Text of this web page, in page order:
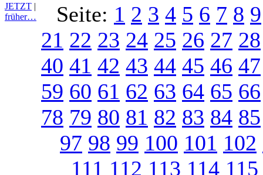
JETZT |
früher…
Seite: 1 2 3 4 5 6 7 8 9
21 22 23 24 25 26 27 28
40 41 42 43 44 45 46 47
59 60 61 62 63 64 65 66
78 79 80 81 82 83 84 85
97 98 99 100 101 102
111 112 113 114 115